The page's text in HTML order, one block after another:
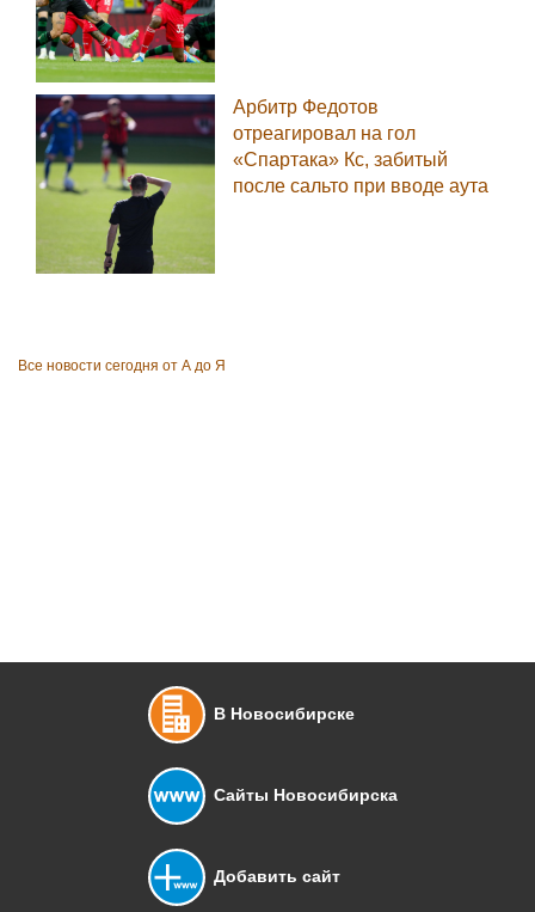
Арбитр Федотов
отреагировал на гол
«Спартака» Кс, забитый
после сальто при вводе аута
Все новости сегодня от А до Я
В Новосибирске
Сайты Новосибирска
Добавить сайт